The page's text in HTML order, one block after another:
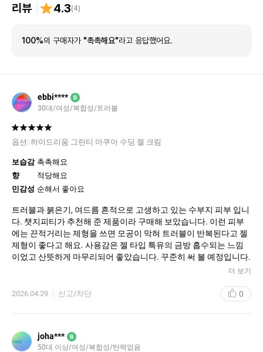
리뷰 4.3(4)
100%의 구매자가 "촉촉해요"라고 응답했어요.
ebbi**** B
30대/여성/복합성/트러블
옵션: 하이드리움 그린티 아쿠아 수딩 젤 크림
보습감 촉촉해요
향
적당해요
민감성 순해서 좋아요
트러블과 붉은기, 여드름 흔적으로 고생하고 있는 수부지 피부 입니
다. 챗지피티가 추천해 준 제품이라 구매해 보았습니다. 이런 피부
에는 끈적거리는 제형을 쓰면 모공이 막혀 트러블이 반복된다고 젤
제형이 좋다고 해요. 사용감은 젤 타입 특유의 금방 흡수되는 느낌
이었고 산뜻하게 마무리되어 좋았습니다. 꾸준히 써 볼 예정입니다.
더 보기
2026.04.29 신고/차단 0
joha*** B
50대 이상/여성/복합성/탄력없음